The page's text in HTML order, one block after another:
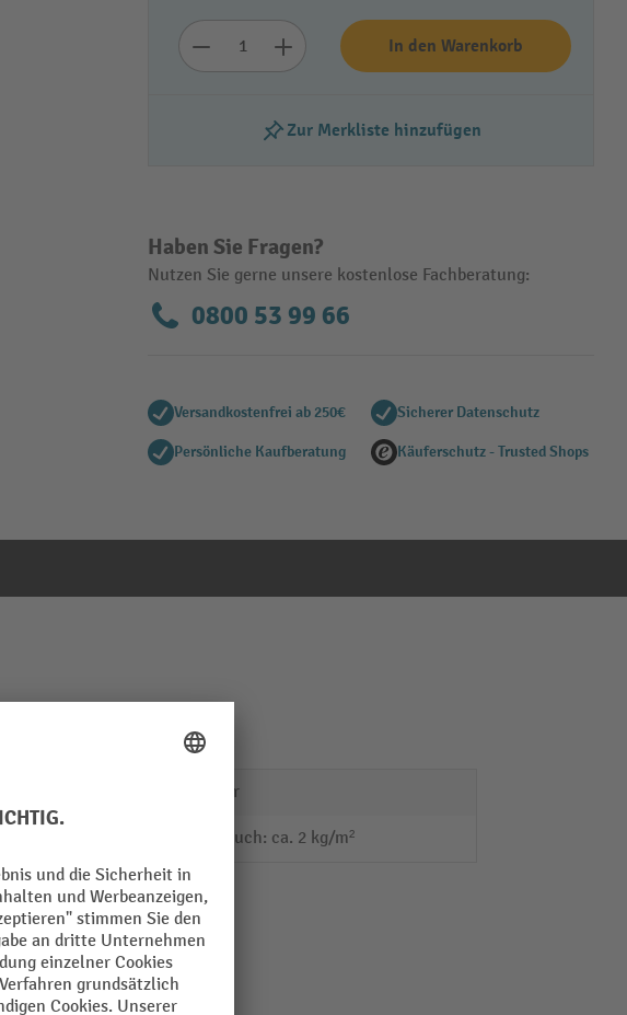
In den Warenkorb
Zur Merkliste hinzufügen
Haben Sie Fragen?
Nutzen Sie gerne unsere kostenlose Fachberatung:
0800 53 99 66
Versandkostenfrei ab 250€ Sicherer Datenschutz
Persönliche Kaufberatung Käuferschutz - Trusted Shops
Starter
Verbrauch: ca. 2 kg/m²